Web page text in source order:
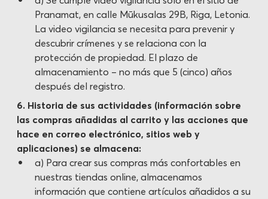
Pranamat, en calle Mūkusalas 29B, Riga, Letonia.
La video vigilancia se necesita para prevenir y
descubrir crímenes y se relaciona con la
protección de propiedad. El plazo de
almacenamiento – no más que 5 (cinco) años
después del registro.
6. Historia de sus actividades (información sobre
las compras añadidas al carrito y las acciones que
hace en correo electrónico, sitios web y
aplicaciones) se almacena:
a) Para crear sus compras más confortables en
nuestras tiendas online, almacenamos
información que contiene artículos añadidos a su